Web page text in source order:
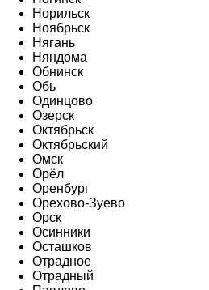
Норильск
Ноябрьск
Нягань
Няндома
Обнинск
Обь
Одинцово
Озерск
Октябрьск
Октябрьский
Омск
Орёл
Оренбург
Орехово-Зуево
Орск
Осинники
Осташков
Отрадное
Отрадный